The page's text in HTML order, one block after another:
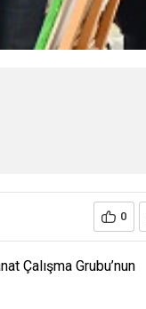
0
Çalışma Grubu’nun